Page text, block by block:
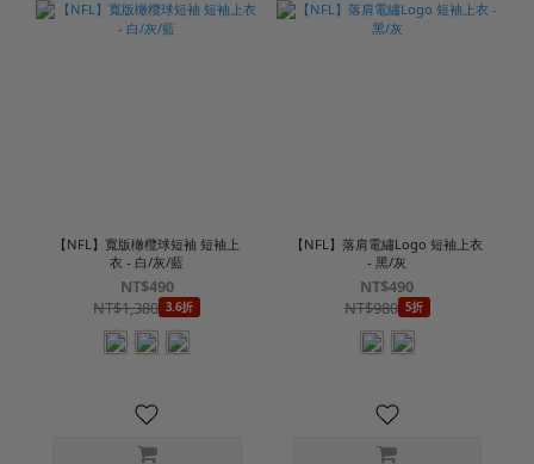
【NFL】寬版橄欖球短袖 短袖上
衣 - 白/灰/藍
NT$490
NT$1,380 3.6折
【NFL】落肩電繡Logo 短袖上衣
- 黑/灰
NT$490
NT$980 5折